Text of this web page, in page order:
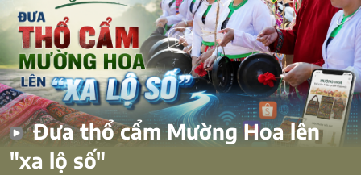
Đưa thổ cẩm Mường Hoa lên
"xa lộ số"